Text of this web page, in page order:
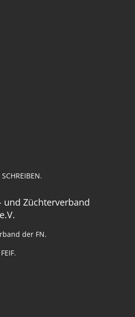
und Züchterverband
der FN.